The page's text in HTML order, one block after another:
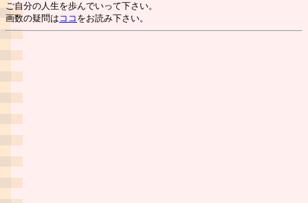
ご自分の人生を歩んでいって下さい。
画数の疑問は ココ をお読み下さい。